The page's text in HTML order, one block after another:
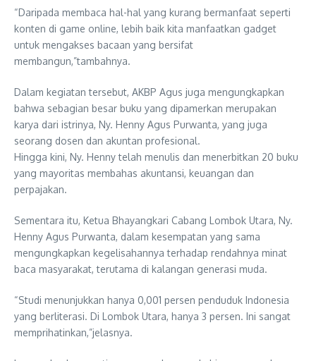
“Daripada membaca hal-hal yang kurang bermanfaat seperti
konten di game online, lebih baik kita manfaatkan gadget
untuk mengakses bacaan yang bersifat
membangun,”tambahnya.
Dalam kegiatan tersebut, AKBP Agus juga mengungkapkan
bahwa sebagian besar buku yang dipamerkan merupakan
karya dari istrinya, Ny. Henny Agus Purwanta, yang juga
seorang dosen dan akuntan profesional.
Hingga kini, Ny. Henny telah menulis dan menerbitkan 20 buku
yang mayoritas membahas akuntansi, keuangan dan
perpajakan.
Sementara itu, Ketua Bhayangkari Cabang Lombok Utara, Ny.
Henny Agus Purwanta, dalam kesempatan yang sama
mengungkapkan kegelisahannya terhadap rendahnya minat
baca masyarakat, terutama di kalangan generasi muda.
“Studi menunjukkan hanya 0,001 persen penduduk Indonesia
yang berliterasi. Di Lombok Utara, hanya 3 persen. Ini sangat
memprihatinkan,”jelasnya.